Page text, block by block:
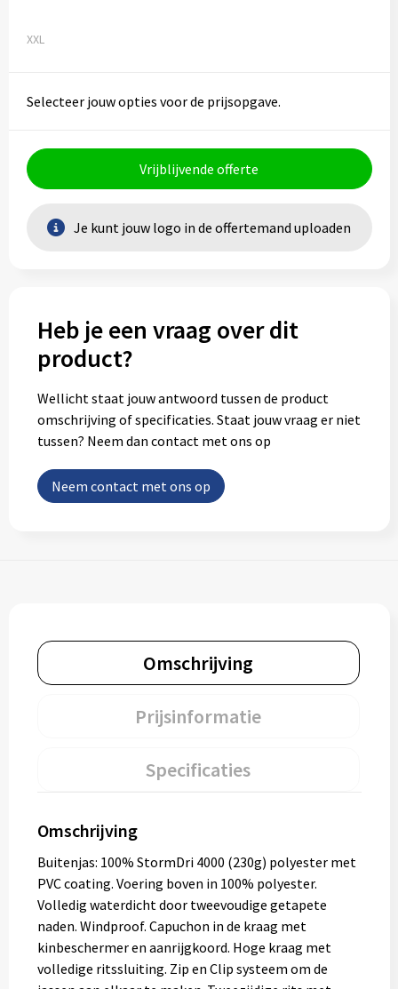
XXL
Selecteer jouw opties voor de prijsopgave.
Vrijblijvende offerte
Je kunt jouw logo in de offertemand uploaden
Heb je een vraag over dit
product?
Wellicht staat jouw antwoord tussen de product
omschrijving of specificaties. Staat jouw vraag er niet
tussen? Neem dan contact met ons op
Neem contact met ons op
Omschrijving
Prijsinformatie
Specificaties
Omschrijving
Buitenjas: 100% StormDri 4000 (230g) polyester met
PVC coating. Voering boven in 100% polyester.
Volledig waterdicht door tweevoudige getapete
naden. Windproof. Capuchon in de kraag met
kinbeschermer en aanrijgkoord. Hoge kraag met
volledige ritssluiting. Zip en Clip systeem om de